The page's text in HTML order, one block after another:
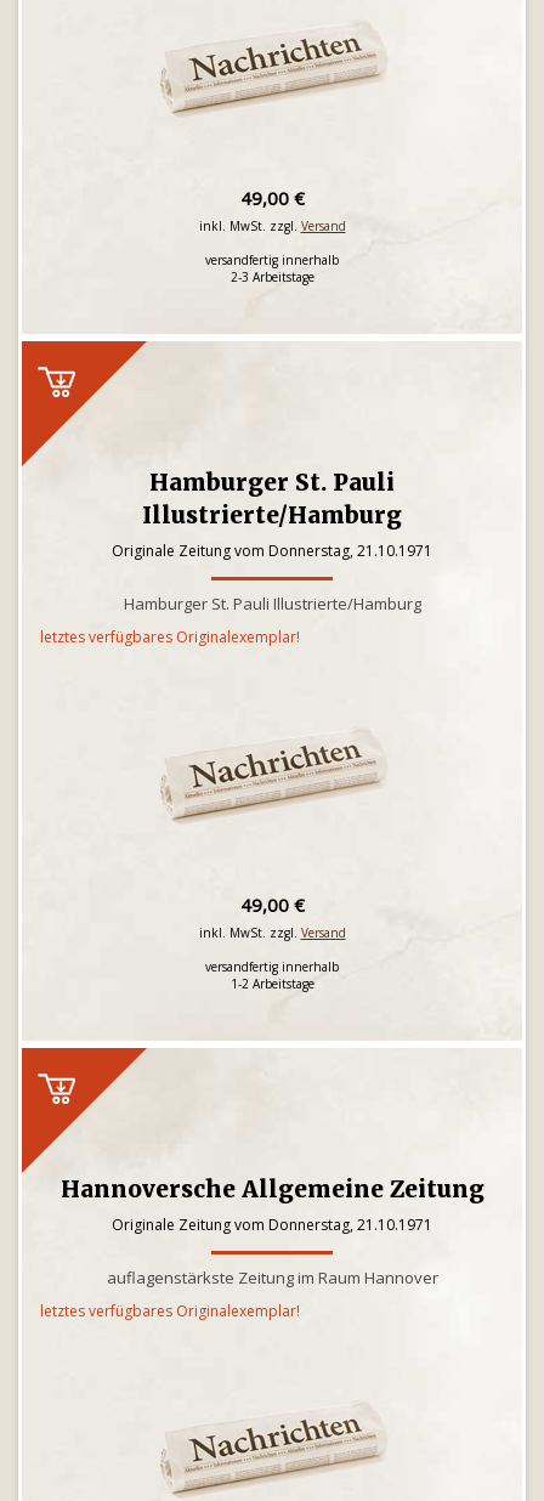
49,00 €
inkl. MwSt. zzgl. Versand
versandfertig innerhalb
2-3 Arbeitstage
Hamburger St. Pauli
Illustrierte/Hamburg
Originale Zeitung vom Donnerstag, 21.10.1971
Hamburger St. Pauli Illustrierte/Hamburg
letztes verfügbares Originalexemplar!
49,00 €
inkl. MwSt. zzgl. Versand
versandfertig innerhalb
1-2 Arbeitstage
Hannoversche Allgemeine Zeitung
Originale Zeitung vom Donnerstag, 21.10.1971
auflagenstärkste Zeitung im Raum Hannover
letztes verfügbares Originalexemplar!